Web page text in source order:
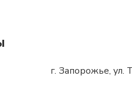
г. Запорожье, ул.